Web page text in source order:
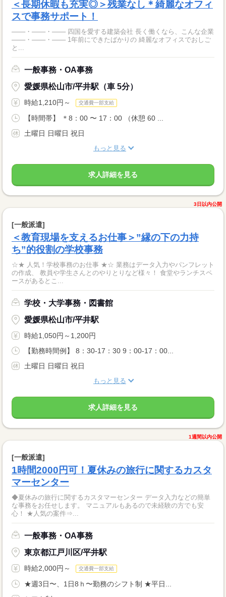
＜長期休暇も充実◎＞残業なし＊綺麗なオフィ
スで事務サポート！
───・───・─── 四国を愛する建築会社 長く働くなら、こんな企業
───・───・─── 1年前にできたばかりの 綺麗なオフィスでおしご
と...
一般事務・OA事務
愛媛県松山市/平井駅（車 5分）
時給1,210円～ 交通費一部支給
【時間帯】 ＊8：00 〜 17：00 （休憩 60 ...
土曜日 日曜日 祝日
もっと見る
求人詳細を見る
3日以内公開
[一般派遣]
＜教育現場を支えるお仕事＞”縁の下の力持
ち”的役割の学校事務
☆★ 人気！学校事務のお仕事 ★☆ 業務はデータ入力やパンフレット
の作成、 教員や学生さんとのやりとりなど様々！ 食堂やランチスペ
ースがあるとこ...
学校・大学事務・図書館
愛媛県松山市/平井駅
時給1,050円～1,200円
【勤務時間例】 8：30-17：30 9：00-17：00...
土曜日 日曜日 祝日
もっと見る
求人詳細を見る
1週間以内公開
[一般派遣]
1時間2000円可！夏休みの旅行に関するカスタ
マーセンター
◆夏休みの旅行に関するカスタマーセンター データ入力などの簡単
な事務をお任せします。 マニュアルもあるので未経験の方でも安
心！ ★人気の案件⇒...
一般事務・OA事務
東京都江戸川区/平井駅
時給2,000円～ 交通費一部支給
★週3日〜、1日8ｈ〜勤務のシフト制 ★平日...